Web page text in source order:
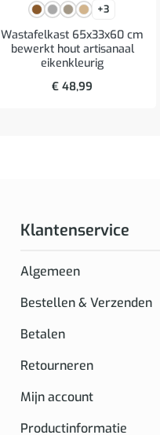
+3
Wastafelkast 65x33x60 cm
bewerkt hout artisanaal
eikenkleurig
€ 48,99
Klantenservice
Algemeen
Bestellen & Verzenden
Betalen
Retourneren
Mijn account
Productinformatie